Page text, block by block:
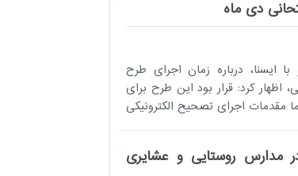
دی ماه
ایسنا، درباره زمان اجرای طرح
اظهار کرد: قرار بود این طرح برای
مقدمات اجرای تصحیح الکترونیکی
مدارس روستایی و عشایری